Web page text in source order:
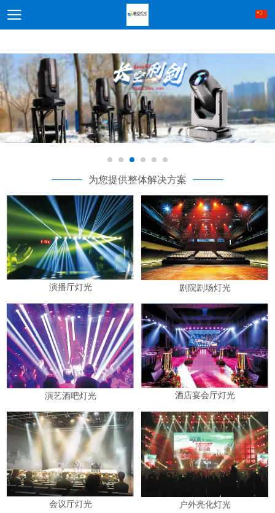
为您提供整体解决方案
演播厅灯光 剧院剧场灯光
演艺酒吧灯光 酒店宴会厅灯光
会议厅灯光 户外亮化灯光